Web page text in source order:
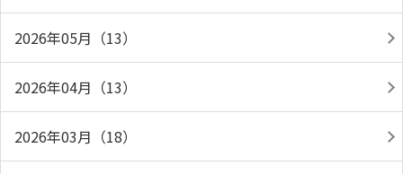
2026年05月（13）
2026年04月（13）
2026年03月（18）